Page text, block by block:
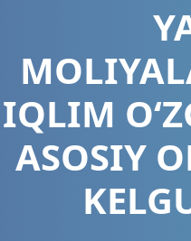
IQLIM
ASOSIY